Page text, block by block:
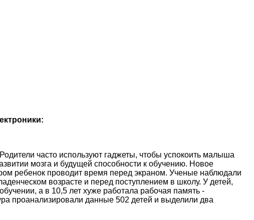
часто используют гаджеты, чтобы успокоить малыша
мозга и будущей способности к обучению. Новое
ребенок проводит время перед экраном. Ученые наблюдали
возрасте и перед поступлением в школу. У детей,
а в 10,5 лет хуже работала рабочая память -
проанализировали данные 502 детей и выделили два